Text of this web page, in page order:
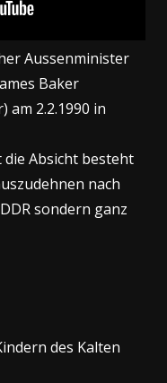
Aussenminister
Baker
am 2.2.1990 in
die Absicht besteht
nach
sondern ganz
des Kalten